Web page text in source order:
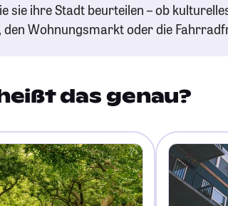
sie ihre Stadt beurteilen – ob
Wohnungsmarkt oder die
das genau?